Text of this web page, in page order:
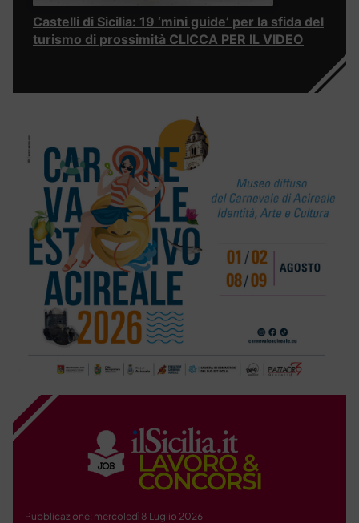
Castelli di Sicilia: 19 ‘mini guide’ per la sfida del
turismo di prossimità CLICCA PER IL VIDEO
Pubblicazione: mercoledì 8 Luglio 2026